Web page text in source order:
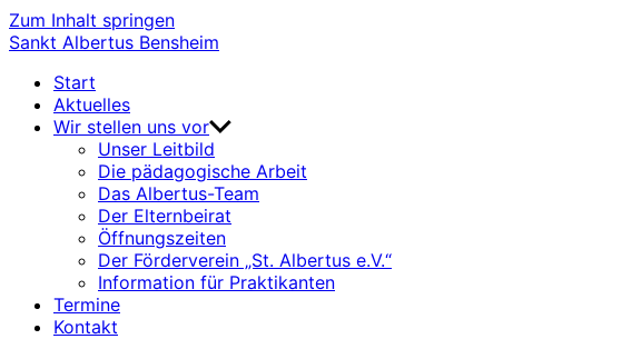
Zum Inhalt springen
Sankt Albertus Bensheim
Start
Aktuelles
Wir stellen uns vor
Unser Leitbild
Die pädagogische Arbeit
Das Albertus-Team
Der Elternbeirat
Öffnungszeiten
Der Förderverein „St. Albertus e.V.“
Information für Praktikanten
Termine
Kontakt